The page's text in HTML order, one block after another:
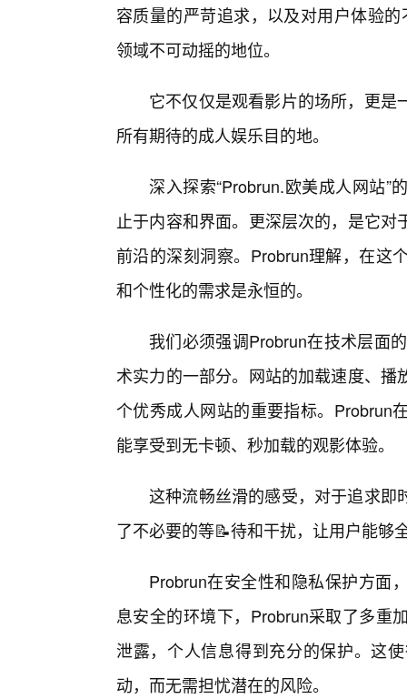
容质量的严苛追求，以及对用户体验
领域不可动摇的地位。
它不仅仅是观看影片的场所，更
所有期待的成人娱乐目的地。
深入探索“Probrun.欧美成人网站”
止于内容和界面。更深层次的，是它
前沿的深刻洞察。Probrun理解，在这
和个性化的需求是永恒的。
我们必须强调Probrun在技术层面
术实力的一部分。网站的加载速度、
个优秀成人网站的重要指标。Probrun
能享受到无卡顿、秒加载的观影体验。
这种流畅丝滑的感受，对于追求即
了不必要的等📝待和干扰，让用户能够
Probrun在安全性和隐私保护方面
息安全的环境下，Probrun采取了多重
泄露，个人信息得到充分的保护。这
动，而无需担忧潜在的风险。